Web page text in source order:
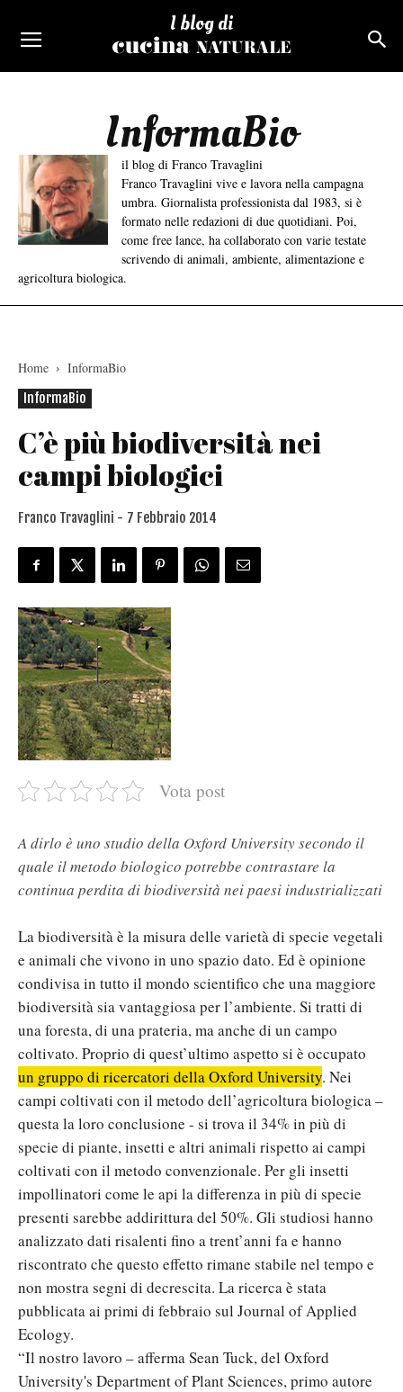
I blog di
InformaBio
il blog di Franco Travaglini
Franco Travaglini vive e lavora nella campagna
umbra. Giornalista professionista dal 1983, si è
formato nelle redazioni di due quotidiani. Poi,
come free lance, ha collaborato con varie testate
scrivendo di animali, ambiente, alimentazione e
agricoltura biologica.
Home
InformaBio
InformaBio
C’è più biodiversità nei
campi biologici
Franco Travaglini - 7 Febbraio 2014
Vota post
A dirlo è uno studio della Oxford University secondo il
quale il metodo biologico potrebbe contrastare la
continua perdita di biodiversità nei paesi industrializzati
La biodiversità è la misura delle varietà di specie vegetali
e animali che vivono in uno spazio dato. Ed è opinione
condivisa in tutto il mondo scientifico che una maggiore
biodiversità sia vantaggiosa per l’ambiente. Si tratti di
una foresta, di una prateria, ma anche di un campo
coltivato. Proprio di quest’ultimo aspetto si è occupato
un gruppo di ricercatori della Oxford University. Nei
campi coltivati con il metodo dell’agricoltura biologica –
questa la loro conclusione - si trova il 34% in più di
specie di piante, insetti e altri animali rispetto ai campi
coltivati con il metodo convenzionale. Per gli insetti
impollinatori come le api la differenza in più di specie
presenti sarebbe addirittura del 50%. Gli studiosi hanno
analizzato dati risalenti fino a trent’anni fa e hanno
riscontrato che questo effetto rimane stabile nel tempo e
non mostra segni di decrescita. La ricerca è stata
pubblicata ai primi di febbraio sul Journal of Applied
Ecology.
“Il nostro lavoro – afferma Sean Tuck, del Oxford
University's Department of Plant Sciences, primo autore